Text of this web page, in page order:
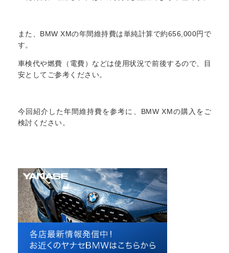
また、BMW XMの年間維持費は単純計算で約656,000円で
す。
車検代や燃費（電費）などは使用状況で前後するので、目
安としてご参考ください。
今回紹介した年間維持費を参考に、BMW XMの購入をご
検討ください。